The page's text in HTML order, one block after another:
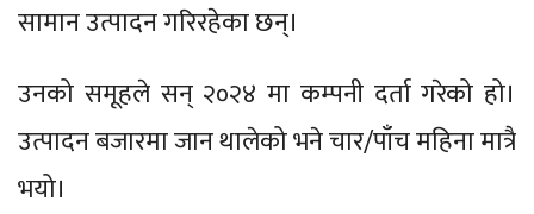
सामान उत्पादन गरिरहेका छन्।‍
उनको समूहले सन् २०२४ मा कम्पनी दर्ता गरेको हो।
उत्पादन बजारमा जान थालेको भने चार/पाँच महिना मात्रै
भयो।